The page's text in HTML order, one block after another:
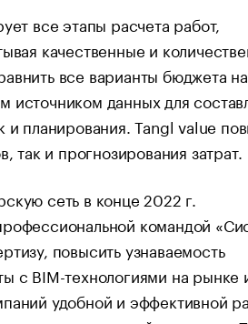
все этапы расчета работ,
качественные и
все варианты бюджета на
источником данных для
и планирования. Tangl value
так и прогнозирования затрат.
сеть в конце 2022 г.
командой
повысить узнаваемость
с BIM-технологиями на рынке
удобной и эффективной